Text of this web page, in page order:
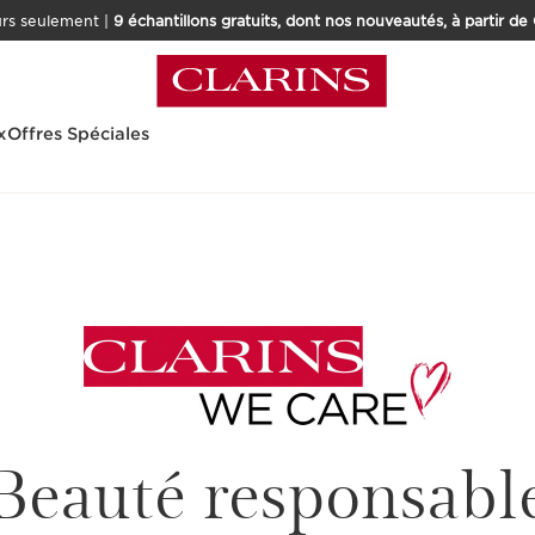
seulement | 9 échantillons gratuits, dont nos nouveautés, à partir de
Offres Spéciales